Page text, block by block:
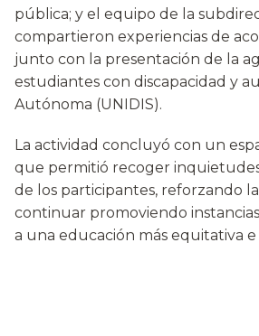
pública; y el equipo de la
compartieron experiencias de
junto con la presentación de la
estudiantes con discapacidad y
Autónoma (UNIDIS).
La actividad concluyó con un
que permitió recoger
de los participantes, reforzando
continuar promoviendo
a una educación más equitativa e